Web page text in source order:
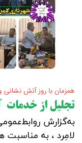
همزمان با روز آتش نشانی
تجلیل از خدمات
به‌گزارش
لامِرد ، به